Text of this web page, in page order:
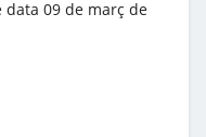
data 09 de març de